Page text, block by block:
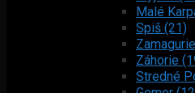
Malé
Spiš (21)
Záhorie
Stredné